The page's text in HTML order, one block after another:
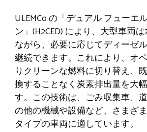
ULEMCo の「デュアル フューエ
ン」(H2CED) により、大型車両
ながら、必要に応じてディーゼ
継続できます。これにより、オ
りクリーンな燃料に切り替え、
換することなく炭素排出量を大
す。この技術は、ごみ収集車、
の他の機械や設備など、さまざ
タイプの車両に適しています。